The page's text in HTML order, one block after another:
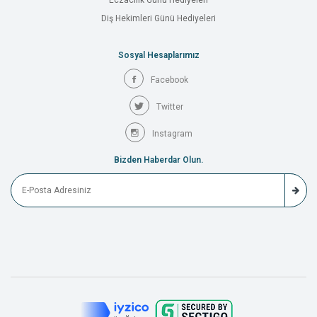
Diş Hekimleri Günü Hediyeleri
Sosyal Hesaplarımız
Facebook
Twitter
Instagram
Bizden Haberdar Olun.